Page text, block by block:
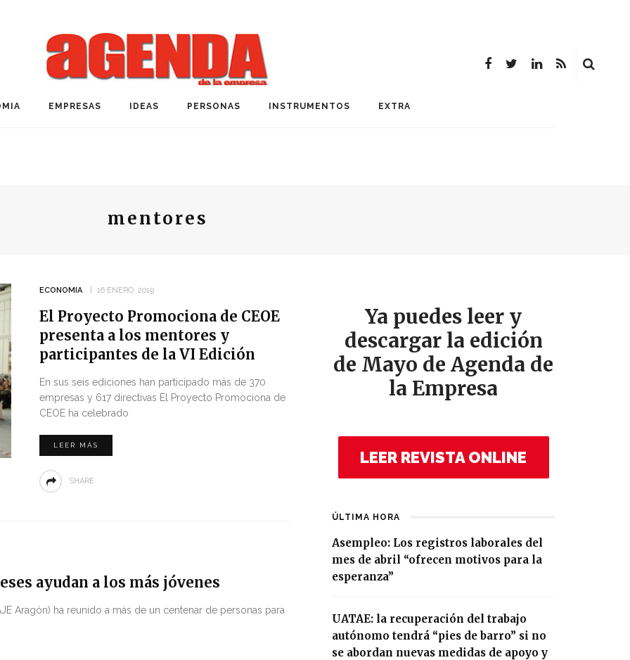
EMPRESAS IDEAS PERSONAS INSTRUMENTOS EXTRA
mentores
ECONOMIA 16 ENERO, 2019
El Proyecto Promociona de CEOE
presenta a los mentores y
participantes de la VI Edición
En sus seis ediciones han participado más de 370
empresas y 617 directivas El Proyecto Promociona de
CEOE ha celebrado
LEER MÁS
SHARE
ayudan a los más jóvenes
Aragón) ha reunido a más de un centenar de personas para
Ya puedes leer y
descargar la edición
de Mayo de Agenda de
la Empresa
LEER REVISTA ONLINE
ÚLTIMA HORA
Asempleo: Los registros laborales del
mes de abril “ofrecen motivos para la
esperanza”
UATAE: la recuperación del trabajo
autónomo tendrá “pies de barro” si no
se abordan nuevas medidas de apoyo y